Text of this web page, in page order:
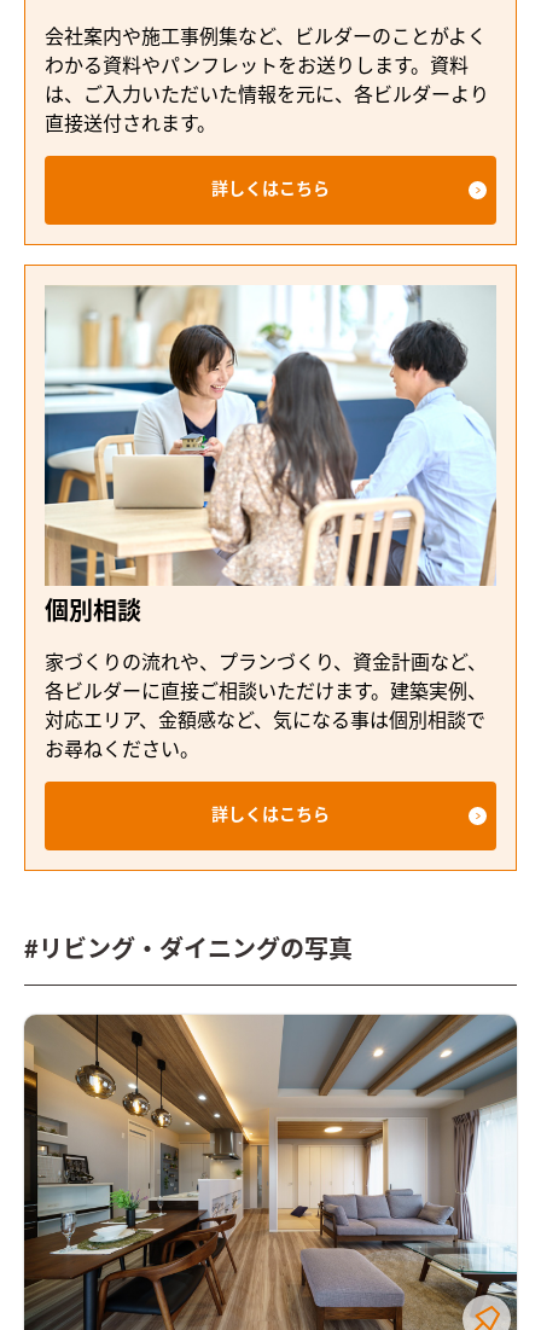
会社案内や施工事例集など、ビルダーのことがよく
わかる資料やパンフレットをお送りします。資料
は、ご入力いただいた情報を元に、各ビルダーより
直接送付されます。
詳しくはこちら
個別相談
家づくりの流れや、プランづくり、資金計画など、
各ビルダーに直接ご相談いただけます。建築実例、
対応エリア、金額感など、気になる事は個別相談で
お尋ねください。
詳しくはこちら
#リビング・ダイニングの写真